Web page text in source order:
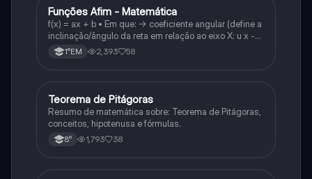
Matematica
Funções Afim - Matemática
f(x) = ax + b • Em que: -> coeficiente angular (define a
inclinação/ângulo da reta em relação ao eixo X: u x -
variável: a b → coeficiente linear (valor que corta o
eixo y).
1°EM 2,393 58
Matematica
Teorema de Pitágoras
Resumo de matemática sobre: Teorema de Pitágoras,
conceitos, hipotenusa e fórmulas.
8° 1,793 38